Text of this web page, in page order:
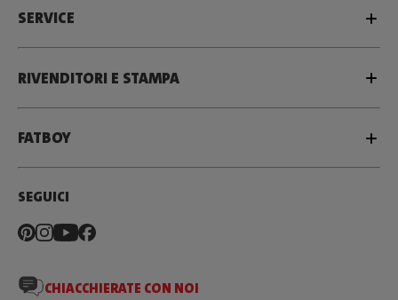
SERVICE
RIVENDITORI E STAMPA
FATBOY
SEGUICI
CHIACCHIERATE CON NOI